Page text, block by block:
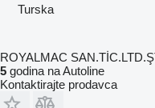
Turska
ROYALMAC
5 godina na Autoline
Kontaktirajte prodavca